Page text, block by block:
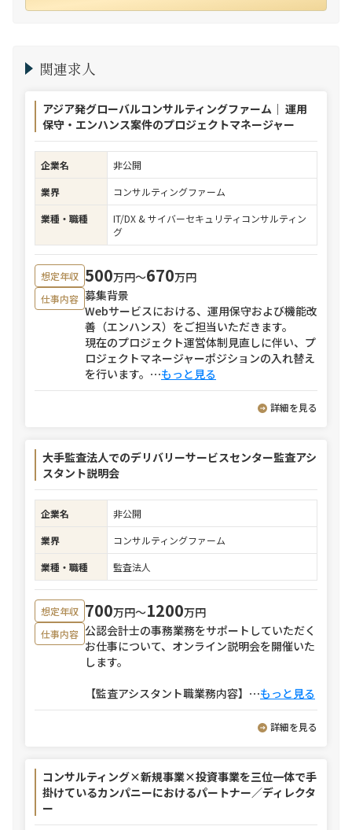
関連求人
アジア発グローバルコンサルティングファーム｜ 運用
保守・エンハンス案件のプロジェクトマネージャー
企業名
非公開
業界
コンサルティングファーム
業種・職種
IT/DX & サイバーセキュリティコンサルティン
グ
想定年収 500万円〜670万円
仕事内容 募集背景
Webサービスにおける、運用保守および機能改
善（エンハンス）をご担当いただきます。
現在のプロジェクト運営体制見直しに伴い、プ
ロジェクトマネージャーポジションの入れ替え
を行います。 ⋯もっと見る
詳細を見る
大手監査法人でのデリバリーサービスセンター監査アシ
スタント説明会
企業名
非公開
業界
コンサルティングファーム
業種・職種
監査法人
想定年収 700万円〜1200万円
仕事内容 公認会計士の事務業務をサポートしていただく
お仕事について、オンライン説明会を開催いた
します。
【監査アシスタント職業務内容】 ⋯もっと見る
詳細を見る
コンサルティング×新規事業×投資事業を三位一体で手
掛けているカンパニーにおけるパートナー／ディレクタ
ー